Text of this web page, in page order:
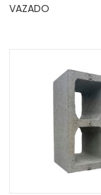
VAZADO